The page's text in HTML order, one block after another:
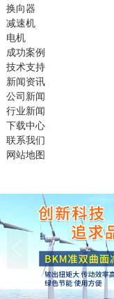
换向器
减速机
电机
成功案例
技术支持
新闻资讯
公司新闻
行业新闻
下载中心
联系我们
网站地图
